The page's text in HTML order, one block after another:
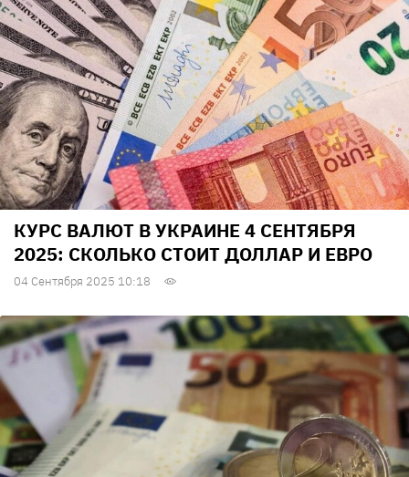
КУРС ВАЛЮТ В УКРАИНЕ 4 СЕНТЯБРЯ
2025: СКОЛЬКО СТОИТ ДОЛЛАР И ЕВРО
04 Сентября 2025 10:18